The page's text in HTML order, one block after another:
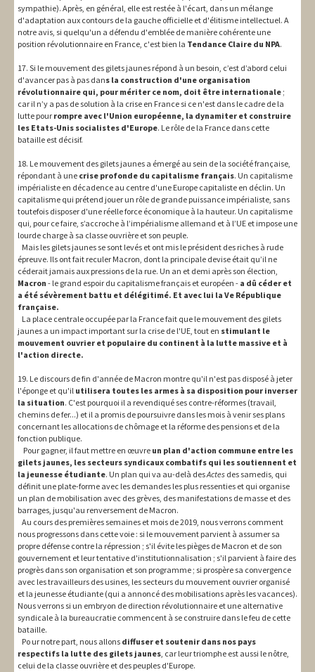
sympathie). Après, en général, elle est restée à l'écart, dans un mélange
d'adaptation aux contours de la gauche officielle et d'élitisme intellectuel. A
notre avis, si quelqu'un a défendu d'emblée de manière cohérente une
position révolutionnaire en France, c'est bien la Tendance Claire du NPA.
17. Si le mouvement des gilets jaunes répond à un besoin, c’est d’abord celui
d'avancer pas à pas dans la construction d'une organisation
révolutionnaire qui, pour mériter ce nom, doit être internationale;
car il n’y a pas de solution à la crise en France si ce n'est dans le cadre de la
lutte pour rompre avec l'Union européenne, la dynamiter et construire
les Etats-Unis socialistes d'Europe. Le rôle de la France dans cette
bataille est décisif.
18. Le mouvement des gilets jaunes a émergé au sein de la société française,
répondant à une crise profonde du capitalisme français. Un capitalisme
impérialiste en décadence au centre d'une Europe capitaliste en déclin. Un
capitalisme qui prétend jouer un rôle de grande puissance impérialiste, sans
toutefois disposer d'une réelle force économique à la hauteur. Un capitalisme
qui, pour ce faire, s’accroche à l’impérialisme allemand et à l’UE et impose une
lourde charge à sa classe ouvrière et son peuple.
Mais les gilets jaunes se sont levés et ont mis le président des riches à rude
épreuve. Ils ont fait reculer Macron, dont la principale devise était qu’il ne
céderait jamais aux pressions de la rue. Un an et demi après son élection,
Macron - le grand espoir du capitalisme français et européen - a dû céder et
a été sévèrement battu et délégitimé. Et avec lui la Ve République
française.
La place centrale occupée par la France fait que le mouvement des gilets
jaunes a un impact important sur la crise de l'UE, tout en stimulant le
mouvement ouvrier et populaire du continent à la lutte massive et à
l'action directe.
19. Le discours de fin d'année de Macron montre qu'il n'est pas disposé à jeter
l'éponge et qu'il utilisera toutes les armes à sa disposition pour inverser
la situation. C'est pourquoi il a revendiqué ses contre-réformes (travail,
chemins de fer...) et il a promis de poursuivre dans les mois à venir ses plans
concernant les allocations de chômage et la réforme des pensions et de la
fonction publique.
Pour gagner, il faut mettre en œuvre un plan d'action commune entre les
gilets jaunes, les secteurs syndicaux combatifs qui les soutiennent et
la jeunesse étudiante. Un plan qui va au-delà desActes des samedis, qui
définit une plate-forme avec les demandes les plus ressenties et qui organise
un plan de mobilisation avec des grèves, des manifestations de masse et des
barrages, jusqu'au renversement de Macron.
Au cours des premières semaines et mois de 2019, nous verrons comment
nous progressons dans cette voie : si le mouvement parvient à assumer sa
propre défense contre la répression ; s'il évite les pièges de Macron et de son
gouvernement et leur tentative d'institutionnalisation ; s'il parvient à faire des
progrès dans son organisation et son programme ; si prospère sa convergence
avec les travailleurs des usines, les secteurs du mouvement ouvrier organisé
et la jeunesse étudiante (qui a annoncé des mobilisations après les vacances).
Nous verrons si un embryon de direction révolutionnaire et une alternative
syndicale à la bureaucratie commencent à se construire dans le feu de cette
bataille.
Po ur notre part, nous allons diffuser et soutenir dans nos pays
respectifs la lutte des gilets jaunes, car leur triomphe est aussi le nôtre,
celui de la classe ouvrière et des peuples d'Europe.